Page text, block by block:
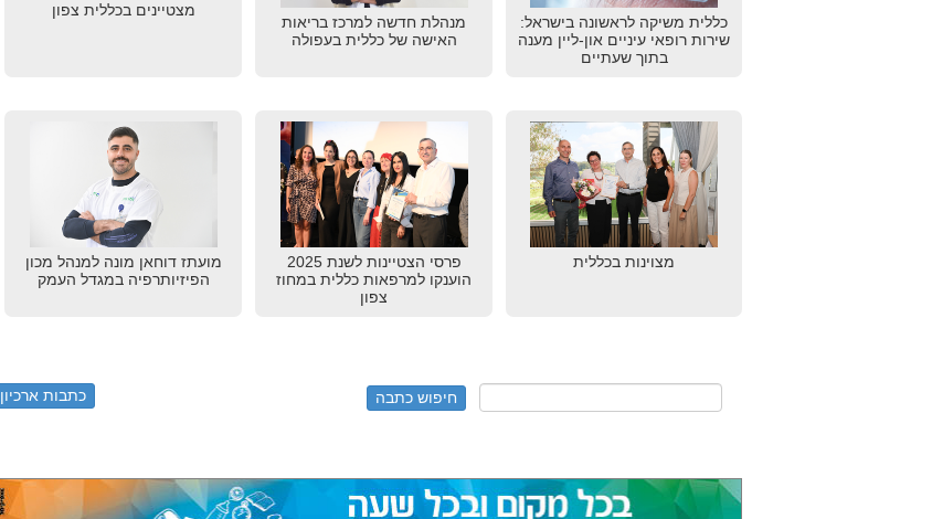
כללית משיקה לראשונה בישראל:
שירות רופאי עיניים און-ליין מענה
בתוך שעתיים
מנהלת חדשה למרכז בריאות
האישה של כללית בעפולה
מצטיינים בכללית צפון
מצוינות בכללית
פרסי הצטיינות לשנת 2025
הוענקו למרפאות כללית במחוז
צפון
מועתז דוחאן מונה למנהל מכון
הפיזיותרפיה במגדל העמק
כתבות ארכיון